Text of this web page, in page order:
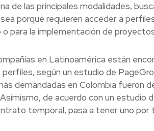
de las principales modalidades,
porque requieren acceder a
para la implementación de
en Latinoamérica están
según un estudio de
demandadas en Colombia fueron
de acuerdo con un estudio
temporal, pasa a tener uno por